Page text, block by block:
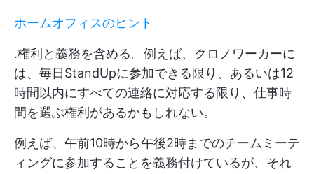
ホームオフィスのヒント
.権利と義務を含める。例えば、クロノワーカーに
は、毎日StandUpに参加できる限り、あるいは12
時間以内にすべての連絡に対応する限り、仕事時
間を選ぶ権利があるかもしれない。
例えば、午前10時から午後2時までのチームミーテ
ィングに参加することを義務付けているが、それ